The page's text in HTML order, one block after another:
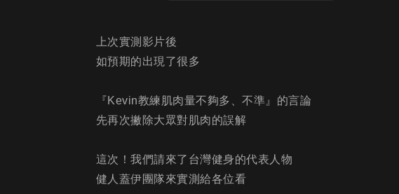
上次實測影片後
如預期的出現了很多
『Kevin教練肌肉量不夠多、不準』的言論
先再次撇除大眾對肌肉的誤解
這次！我們請來了台灣健身的代表人物
健人蓋伊團隊來實測給各位看